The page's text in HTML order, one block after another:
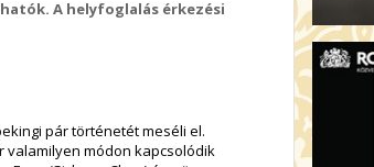
A helyfoglalás érkezési
pár történetét meséli el.
valamilyen módon kapcsolódik
17:00
17:00
19:00
AZ
19:00